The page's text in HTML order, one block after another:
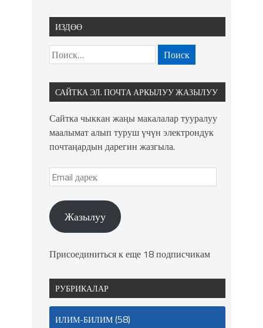
ИЗДӨӨ
САЙТКА ЭЛ. ПОЧТА АРКЫЛУУ ЖАЗЫЛУУ
Сайтка чыккан жаңы макалалар тууралуу
маалымат алып туруш үчүн электрондук
почтаңардын дарегин жазгыла.
Жазылуу
Присоединиться к еще 18 подписчикам
РУБРИКАЛАР
ИЛИМ-БИЛИМ(58)